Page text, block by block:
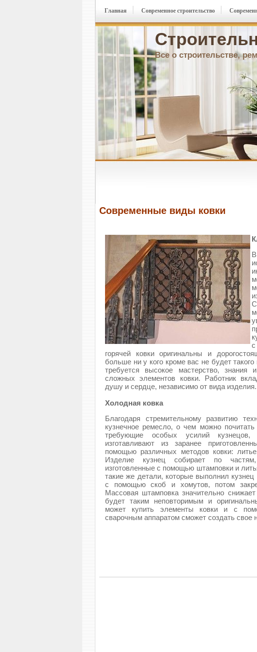
Все о строительстве,
Главная Современное строительство
Современные виды ковки
горячей ковки оригинальны и
больше ни у кого кроме вас не будет
требуется высокое мастерство, знания
сложных элементов ковки. Работник
душу и сердце, независимо от вида изделия.
Холодная ковка
Благодаря стремительному развитию
кузнечное ремесло, о чем можно почитать
требующие особых усилий кузнецов,
изготавливают из заранее
помощью различных методов ковки:
Изделие кузнец собирает по
изготовленные с помощью штамповки и
такие же детали, которые выполнил
с помощью скоб и хомутов, потом
Массовая штамповка значительно
будет таким неповторимым и
может купить элементы ковки и с
сварочным аппаратом сможет создать свое